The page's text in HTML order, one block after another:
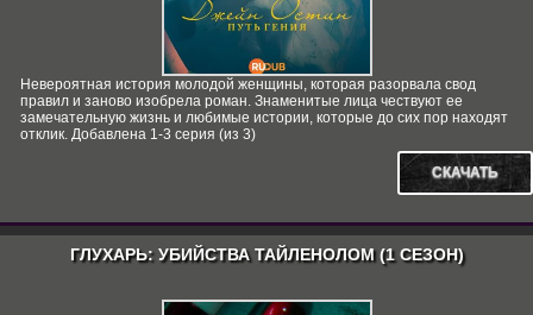
Невероятная история молодой женщины, которая разорвала свод
правил и заново изобрела роман. Знаменитые лица чествуют ее
замечательную жизнь и любимые истории, которые до сих пор находят
отклик. Добавлена 1-3 серия (из 3)
СКАЧАТЬ
ГЛУХАРЬ: УБИЙСТВА ТАЙЛЕНОЛОМ (1 СЕЗОН)